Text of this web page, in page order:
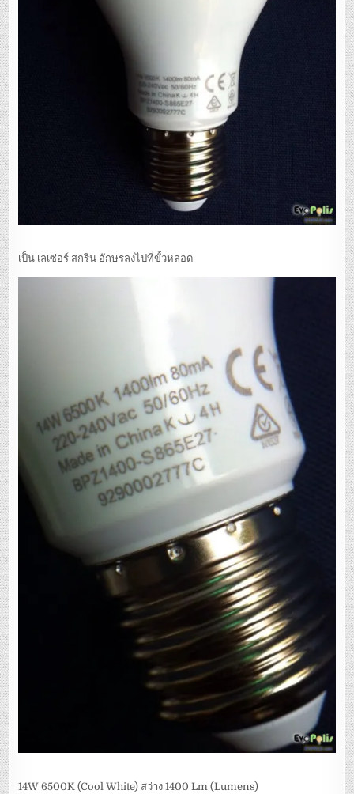
เป็น เลเซ่อร์ สกรีน อักษรลงไปที่ขั้วหลอด
14W 6500K (Cool White) สว่าง 1400 Lm (Lumens)